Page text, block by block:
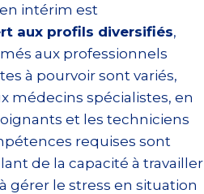
intérim est
aux profils diversifiés,
aux professionnels
à pourvoir sont variés,
médecins spécialistes, en
et les techniciens
requises sont
de la capacité à travailler
gérer le stress en situation